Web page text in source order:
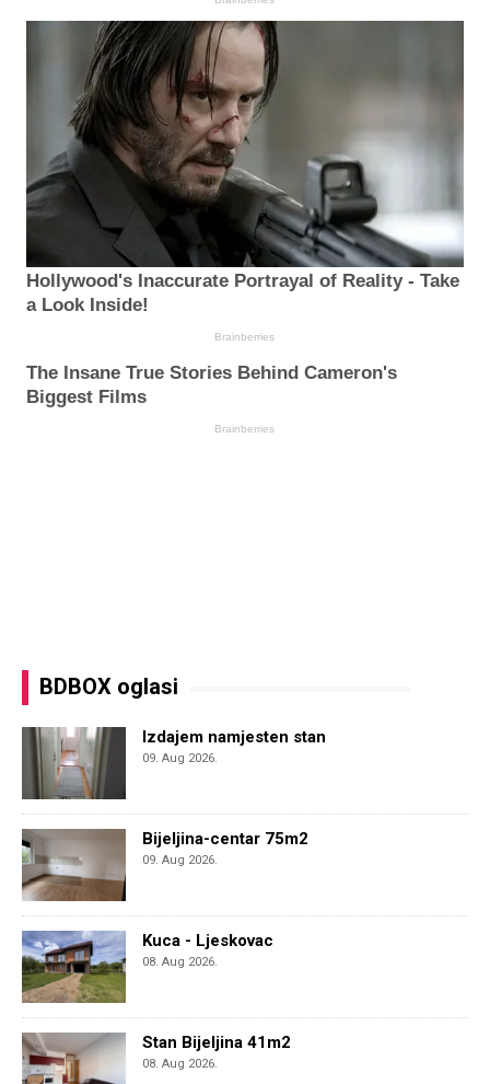
BDBOX oglasi
Izdajem namjesten stan
09. Aug 2026.
Bijeljina-centar 75m2
09. Aug 2026.
Kuca - Ljeskovac
08. Aug 2026.
Stan Bijeljina 41m2
08. Aug 2026.